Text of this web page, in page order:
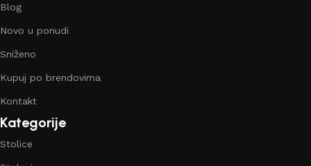
Blog
Novo u ponudi
Sniženo
Kupuj po brendovima
Kontakt
Kategorije
Stolice